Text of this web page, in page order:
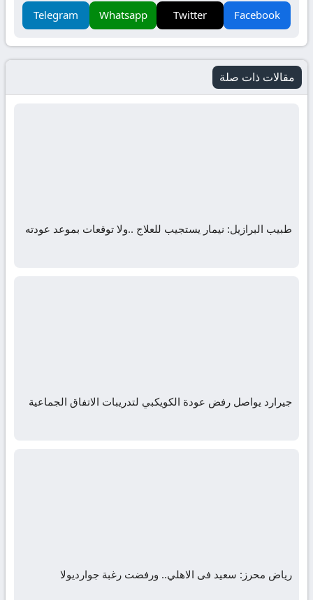
Facebook
Twitter
Whatsapp
Telegram
مقالات ذات صلة
طبيب البرازيل: نيمار يستجيب للعلاج ..ولا توقعات بموعد عودته
جيرارد يواصل رفض عودة الكويكبي لتدريبات الاتفاق الجماعية
رياض محرز: سعيد فى الاهلي.. ورفضت رغبة جوارديولا